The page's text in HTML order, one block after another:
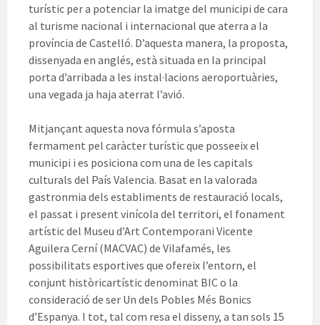
turístic per a potenciar la imatge del municipi de cara
al turisme nacional i internacional que aterra a la
província de Castelló. D’aquesta manera, la proposta,
dissenyada en anglés, està situada en la principal
porta d’arribada a les instal·lacions aeroportuàries,
una vegada ja haja aterrat l’avió.
Mitjançant aquesta nova fórmula s’aposta
fermament pel caràcter turístic que posseeix el
municipi i es posiciona com una de les capitals
culturals del País Valencia. Basat en la valorada
gastronmia dels establiments de restauració locals,
el passat i present vinícola del territori, el fonament
artístic del Museu d’Art Contemporani Vicente
Aguilera Cerní (MACVAC) de Vilafamés, les
possibilitats esportives que ofereix l’entorn, el
conjunt històricartístic denominat BIC o la
consideració de ser Un dels Pobles Més Bonics
d’Espanya. I tot, tal com resa el disseny, a tan sols 15